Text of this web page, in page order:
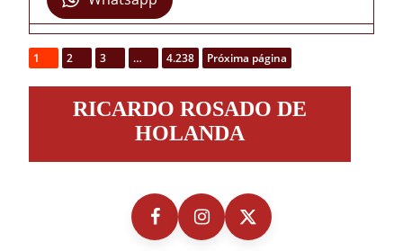
1 2 3 … 4.238 Próxima página
RosadoRICARDO ROSADO DE
HOLANDA